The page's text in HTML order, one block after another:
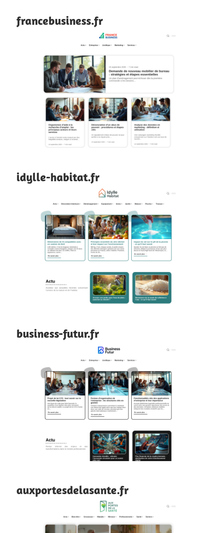
francebusiness.fr
idylle-habitat.fr
business-futur.fr
auxportesdelasante.fr